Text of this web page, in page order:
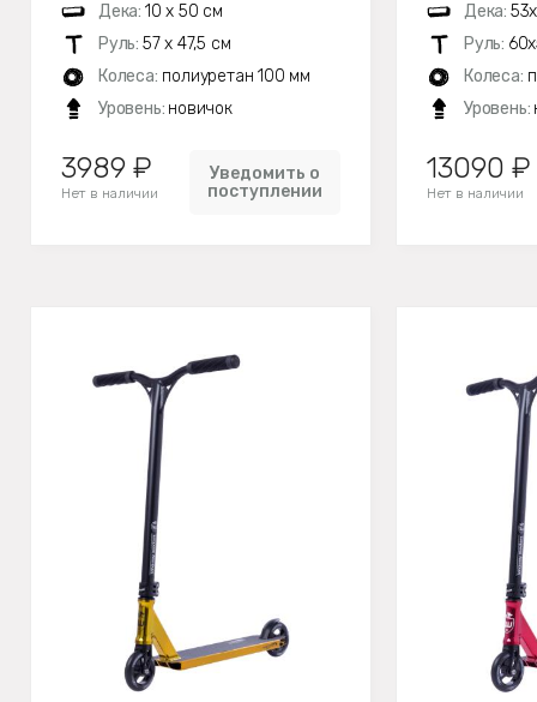
Дека: 10 х 50 см
Руль: 57 х 47,5 см
Колеса: полиуретан 100 мм
Уровень: новичок
3989 ₽
Нет в наличии
Уведомить о
поступлении
Дека:
Руль:
Колеса:
Уровень:
13090 ₽
Нет в наличии